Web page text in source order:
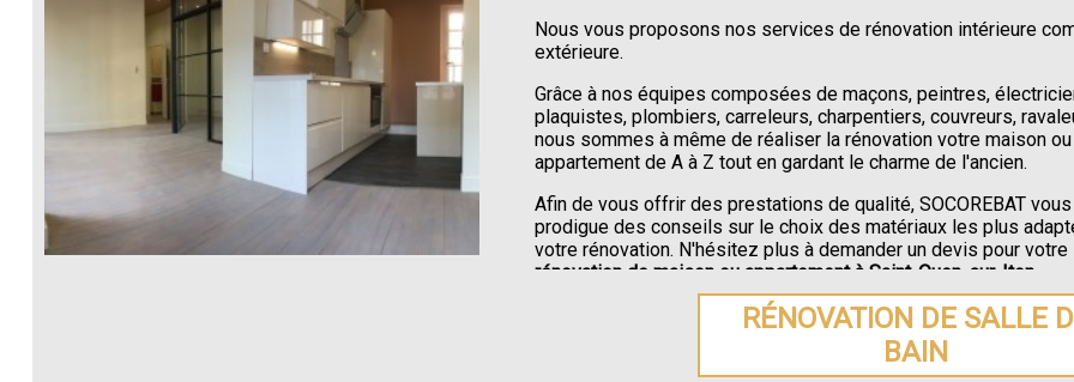
Nous vous proposons nos services de rénovation intérieure
extérieure.
Grâce à nos équipes composées de maçons, peintres,
plaquistes, plombiers, carreleurs, charpentiers, couvreurs,
nous sommes à même de réaliser la rénovation votre maison
appartement de A à Z tout en gardant le charme de l'ancien.
Afin de vous offrir des prestations de qualité, SOCOREBAT vous
prodigue des conseils sur le choix des matériaux les plus
votre rénovation. N'hésitez plus à demander un devis pour votre
rénovation de maison ou appartement à Saint-Ouen-sur-Iton.
RÉNOVATION DE SALLE
BAIN